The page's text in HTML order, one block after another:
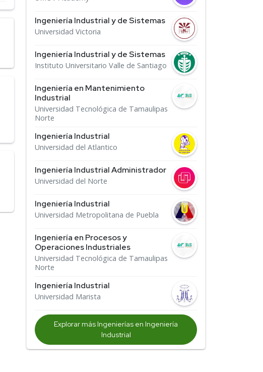
Ingeniería Industrial y de Sistemas
Universidad Victoria
Ingeniería Industrial y de Sistemas
Instituto Universitario Valle de Santiago
Ingeniería en Mantenimiento
Industrial
Universidad Tecnológica de Tamaulipas
Norte
Ingeniería Industrial
Universidad del Atlantico
Ingeniería Industrial Administrador
Universidad del Norte
Ingeniería Industrial
Universidad Metropolitana de Puebla
Ingeniería en Procesos y
Operaciones Industriales
Universidad Tecnológica de Tamaulipas
Norte
Ingeniería Industrial
Universidad Marista
Explorar más Ingenierías en Ingeniería
Industrial